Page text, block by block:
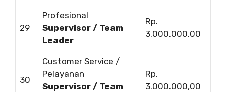
29
Profesional
Supervisor / Team
Leader
Rp.
3.000.000,00
30
Customer Service /
Pelayanan
Supervisor / Team
Rp.
3.000.000,00